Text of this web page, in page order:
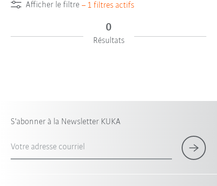
Afficher le filtre – 1 filtres actifs
0
Résultats
S'abonner à la Newsletter KUKA
Votre adresse courriel